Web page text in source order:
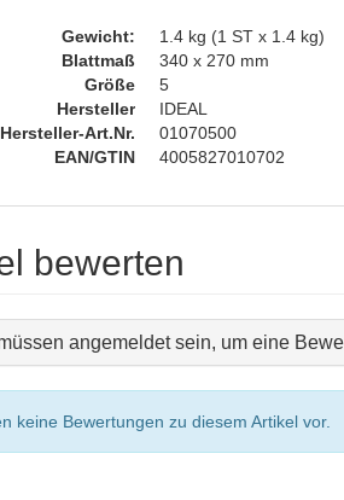
Gewicht:
1.4 kg (1 ST x 1.4 kg)
Blattmaß
340 x 270 mm
Größe
5
Hersteller
IDEAL
Hersteller-Art.Nr.
01070500
EAN/GTIN
4005827010702
bewerten
angemeldet sein, um eine
keine Bewertungen zu diesem Artikel vor.